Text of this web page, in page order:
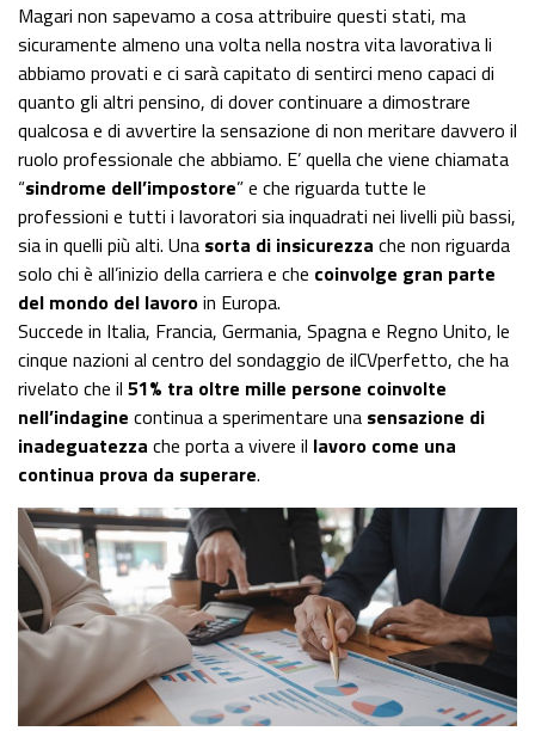
Magari non sapevamo a cosa attribuire questi stati, ma
sicuramente almeno una volta nella nostra vita lavorativa li
abbiamo provati e ci sarà capitato di sentirci meno capaci di
quanto gli altri pensino, di dover continuare a dimostrare
qualcosa e di avvertire la sensazione di non meritare davvero il
ruolo professionale che abbiamo. E’ quella che viene chiamata
“sindrome dell’impostore” e che riguarda tutte le
professioni e tutti i lavoratori sia inquadrati nei livelli più bassi,
sia in quelli più alti. Una sorta di insicurezza che non riguarda
solo chi è all’inizio della carriera e che coinvolge gran parte
del mondo del lavoroin Europa.
Succede in Italia, Francia, Germania, Spagna e Regno Unito, le
cinque nazioni al centro del sondaggio de ilCVperfetto, che ha
rivelato che il 51% tra oltre mille persone coinvolte
nell’indagine continua a sperimentare una sensazione di
inadeguatezza che porta a vivere il lavoro come una
continua prova da superare.